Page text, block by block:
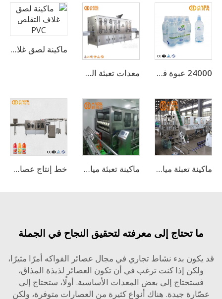
24000 عبوة في الساعة لسعة 500 مل، ماكينة تعبئة أوتوماتيكية بالكامل للمياه المعدنية الشرب (CGF-50-50-15) معدات تعبئة المياه المعدنية البلاستيكية سعة 5 لترات بطاقة 800 زجاجة في الساعة (CGF 6-6-1)
ماكينة لصق غلاف التقلص PVC
ماكينة تعبئة مياه سعة 300 زجاجة في الساعة سعة 5 جالون ماكينة تعبئة مياه بسعة 900 عبوة/ساعة للبراميل سعة 3-5 جالون خط إنتاج عصارة الفواكه آلة المعالجة
تحتاج إلى معرفته لتحقيق النجاح في الجملة
بدء نشاط تجاري في مجال عصائر الفواكه أمرًا مثيرًا،
إذا كنت ترغب في أن تكون العصائر لذيذة المذاق،
إلى بعض المعدات الأساسية. أولًا، ستحتاج إلى
جيدة. هناك أنواع كثيرة من العصارات متوفرة، ولكن